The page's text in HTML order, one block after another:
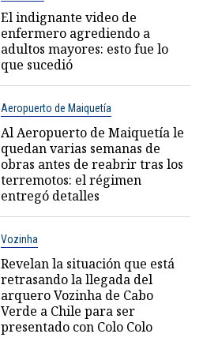
El indignante video de
enfermero agrediendo a
adultos mayores: esto fue lo
que sucedió
Aeropuerto de Maiquetía
Al Aeropuerto de Maiquetía le
quedan varias semanas de
obras antes de reabrir tras los
terremotos: el régimen
entregó detalles
Vozinha
Revelan la situación que está
retrasando la llegada del
arquero Vozinha de Cabo
Verde a Chile para ser
presentado con Colo Colo